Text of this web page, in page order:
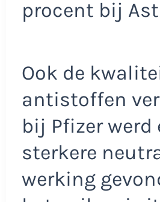
procent bij
Ook de
antistoffen
bij Pfizer werd
sterkere
werking